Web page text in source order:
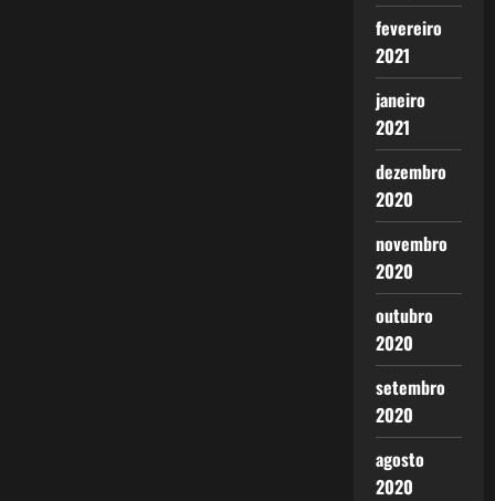
fevereiro
2021
janeiro
2021
dezembro
2020
novembro
2020
outubro
2020
setembro
2020
agosto
2020